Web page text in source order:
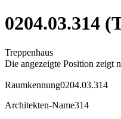
0204.03.314
Treppenhaus
Die angezeigte Position zeigt
Raumkennung0204.03.314
Architekten-Name314